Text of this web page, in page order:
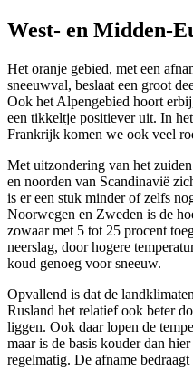
West- en Midden-
Het oranje gebied, met een
sneeuwval, beslaat een groot
Ook het Alpengebied hoort
een tikkeltje positiever uit. In
Frankrijk komen we ook veel
Met uitzondering van het
en noorden van Scandinavië
is er een stuk minder of zelfs
Noorwegen en Zweden is de
zowaar met 5 tot 25 procent
neerslag, door hogere
koud genoeg voor sneeuw.
Opvallend is dat de
Rusland het relatief ook beter
liggen. Ook daar lopen de
maar is de basis kouder dan
regelmatig. De afname